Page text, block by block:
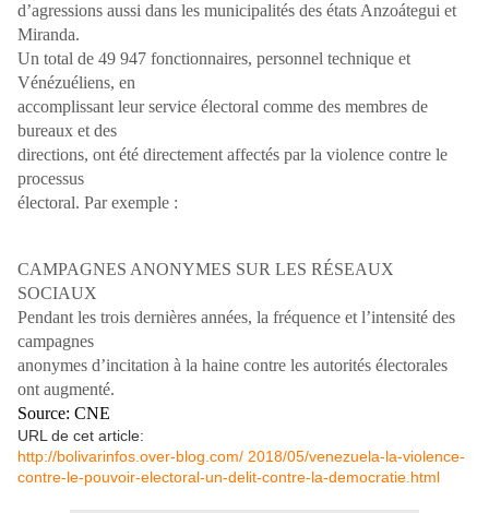
d’agressions aussi dans les municipalités des états Anzoátegui et
Miranda.
Un total de 49 947 fonctionnaires, personnel technique et
Vénézuéliens, en
accomplissant leur service électoral comme des membres de
bureaux et des
directions, ont été directement affectés par la violence contre le
processus
électoral. Par exemple :
CAMPAGNES ANONYMES SUR LES RÉSEAUX
SOCIAUX
Pendant les trois dernières années, la fréquence et l’intensité des
campagnes
anonymes d’incitation à la haine contre les autorités électorales
ont augmenté.
Source: CNE
URL de cet article:
http://bolivarinfos.over-blog.com/ 2018/05/venezuela-la-violence-
contre-le-pouvoir-electoral-un-delit-contre-la-democratie.html